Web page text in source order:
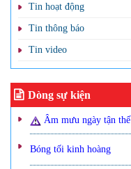
Tin hoạt động
Tin thông báo
Tin video
Dòng sự kiện
Âm mưu ngày tận thế
Bóng tối kinh hoàng